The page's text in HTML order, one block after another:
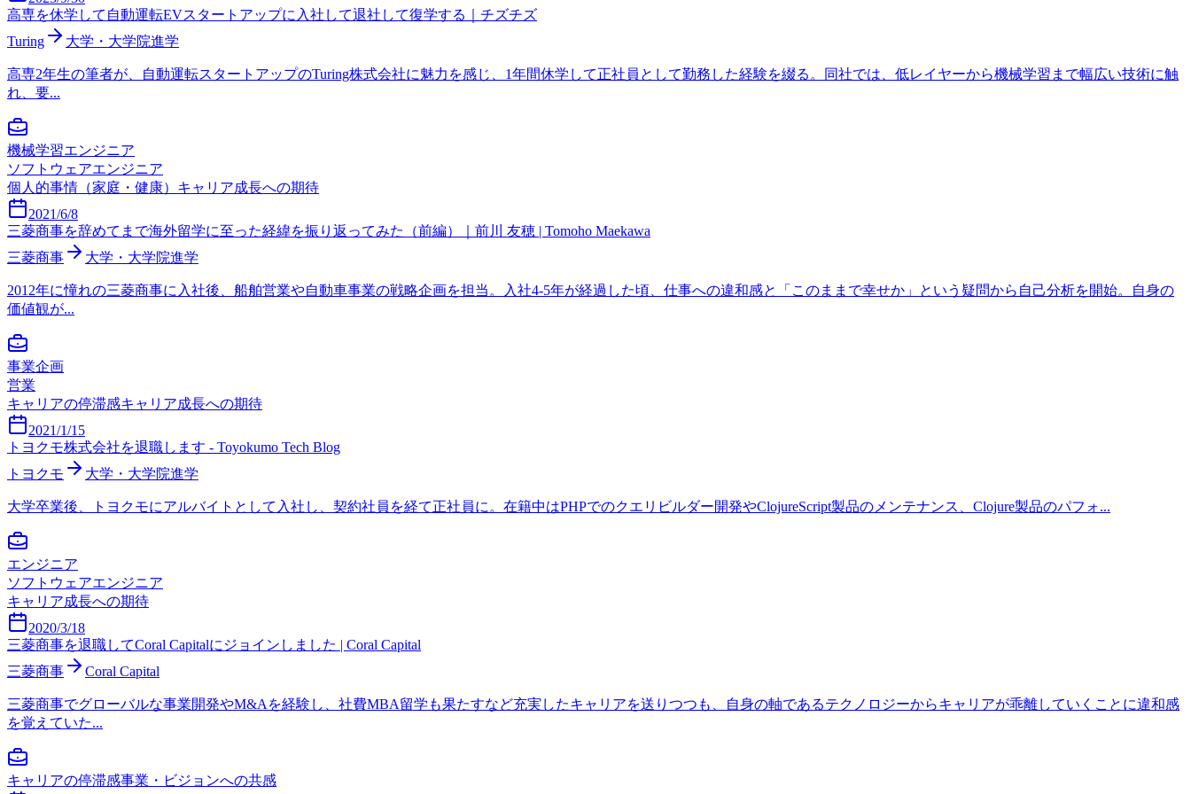
高専を休学して自動運転EVスタートアップに入社して退社して復学する｜チズチズ
Turing
大学・大学院進学
高専2年生の筆者が、自動運転スタートアップのTuring株式会社に魅力を感じ、1年間休学して正社員として勤務した経験を綴る。同社では、低レイヤーから機械学習まで幅広い技術に触
れ、要...
機械学習エンジニア
ソフトウェアエンジニア
個人的事情（家庭・健康） キャリア成長への期待
2021/6/8
三菱商事を辞めてまで海外留学に至った経緯を振り返ってみた（前編）｜前川 友穂 | Tomoho Maekawa
三菱商事
大学・大学院進学
2012年に憧れの三菱商事に入社後、船舶営業や自動車事業の戦略企画を担当。入社4-5年が経過した頃、仕事への違和感と「このままで幸せか」という疑問から自己分析を開始。自身の
価値観が...
事業企画
営業
キャリアの停滞感キャリア成長への期待
2021/1/15
トヨクモ株式会社を退職します - Toyokumo Tech Blog
トヨクモ
大学・大学院進学
大学卒業後、トヨクモにアルバイトとして入社し、契約社員を経て正社員に。在籍中はPHPでのクエリビルダー開発やClojureScript製品のメンテナンス、Clojure製品のパフォ...
エンジニア
ソフトウェアエンジニア
キャリア成長への期待
2020/3/18
三菱商事を退職してCoral Capitalにジョインしました | Coral Capital
三菱商事
Coral Capital
三菱商事でグローバルな事業開発やM&Aを経験し、社費MBA留学も果たすなど充実したキャリアを送りつつも、自身の軸であるテクノロジーからキャリアが乖離していくことに違和感
を覚えていた...
キャリアの停滞感事業・ビジョンへの共感